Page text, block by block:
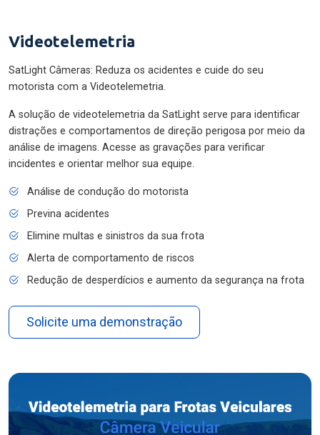
Videotelemetria
SatLight Câmeras: Reduza os acidentes e cuide do seu
motorista com a Videotelemetria.
A solução de videotelemetria da SatLight serve para identificar
distrações e comportamentos de direção perigosa por meio da
análise de imagens. Acesse as gravações para verificar
incidentes e orientar melhor sua equipe.
Análise de condução do motorista
Previna acidentes
Elimine multas e sinistros da sua frota
Alerta de comportamento de riscos
Redução de desperdícios e aumento da segurança na frota
Solicite uma demonstração